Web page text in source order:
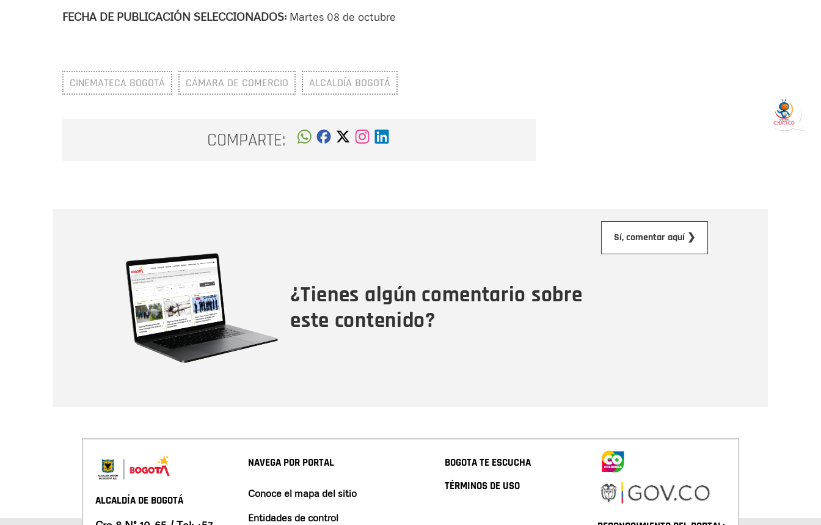
FECHA DE PUBLICACIÓN SELECCIONADOS: Martes 08 de octubre
CINEMATECA BOGOTÁ CÁMARA DE COMERCIO ALCALDÍA BOGOTÁ
COMPARTE:
¿Tienes algún comentario sobre
este contenido?
Sí, comentar aquí ❯
ALCALDÍA DE BOGOTÁ
NAVEGA POR PORTAL
Conoce el mapa del sitio
Entidades de control
BOGOTA TE ESCUCHA
TÉRMINOS DE USO